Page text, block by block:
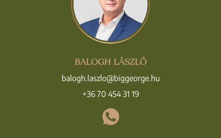
BALOGH LÁSZLÓ
balogh.laszlo@biggeorge.hu
+36 70 454 31 19